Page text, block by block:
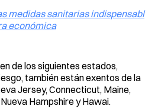
medidas sanitarias indispensabl
económica
de los siguientes estados,
también están exentos de la
Jersey, Connecticut, Maine,
Hampshire y Hawai.